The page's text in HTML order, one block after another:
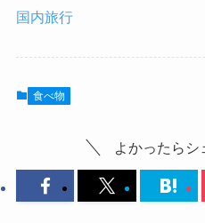
国内旅行
食べ物
よかったらシ